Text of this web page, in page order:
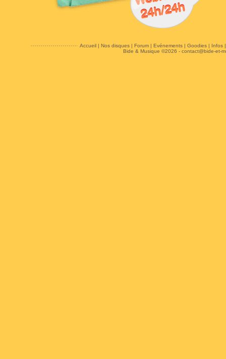
Accueil| Nos disques| Forum| Evénements| Goodies| Infos
Bide & Musique ©2026 - contact@bide-et-